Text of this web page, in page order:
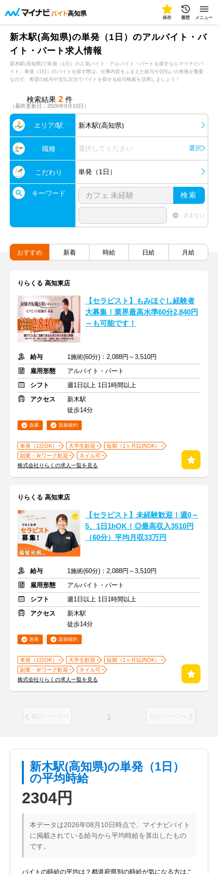
高知県
保存 履歴 メニュー
新木駅(高知県)の単発（1日）のアルバイト・バ
イト・パート求人情報
新木駅(高知県)で単発（1日）の人気バイト・アルバイト・パートを探すならマイナビバ
イト。単発（1日）のバイトを探す際は、仕事内容をふまえた給与や日払いの有無が重要
なので、希望の給与や支払方法でバイトを探せる給与検索を活用しましょう！
検索結果 2 件
（最終更新日：2026年8月10日）
エリア/駅 新木駅(高知県)
職種 選択してください 選択
こだわり 単発（1日）
キーワード 検索
含まない
おすすめ 新着 時給 日給 月給
りらくる 高知東店
【セラピスト】もみほぐし経験者
大募集！業界最高水準60分2,840円
～も可能です！
給与
1施術(60分)：2,088円～3,510円
雇用形態
アルバイト・パート
シフト
週1日以上 1日1時間以上
アクセス
新木駅
徒歩14分
急募 面接確約
単発（1日OK） 大学生歓迎
短期（1ヶ月以内OK）
副業・Ｗワーク歓迎
ネイル可
株式会社りらくの求人一覧を見る
りらくる 高知東店
【セラピスト】未経験歓迎！週0～
5、1日1hOK！◎最高収入3510円
（60分）平均月収33万円
給与
1施術(60分)：2,088円～3,510円
雇用形態
アルバイト・パート
シフト
週1日以上 1日1時間以上
アクセス
新木駅
徒歩14分
急募 面接確約
単発（1日OK） 大学生歓迎
短期（1ヶ月以内OK）
副業・Ｗワーク歓迎
ネイル可
株式会社りらくの求人一覧を見る
前のページへ 1 次のページへ
新木駅(高知県)の単発（1日）
の平均時給
2304円
本データは2026年08月10日時点で、マイナビバイト
に掲載されている給与から平均時給を算出したもの
です。
バイトの時給の平均は？都道府県別の時給が気になる方はこ